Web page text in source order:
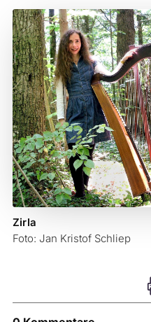
Zirla
Foto: Jan Kristof Schliep